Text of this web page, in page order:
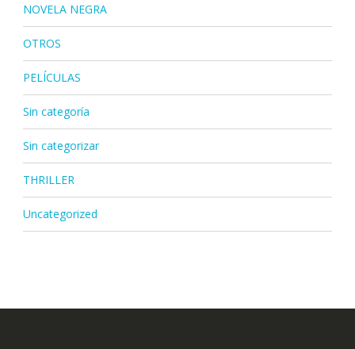
NOVELA NEGRA
OTROS
PELÍCULAS
Sin categoría
Sin categorizar
THRILLER
Uncategorized